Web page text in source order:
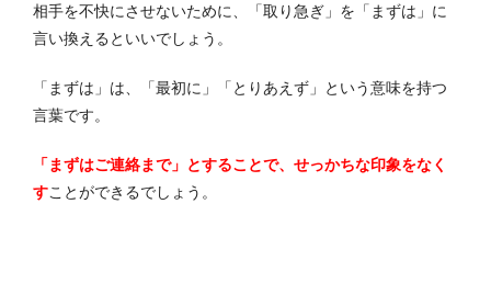
相手を不快にさせないために、「取り急ぎ」を「まずは」に
言い換えるといいでしょう。
「まずは」は、「最初に」「とりあえず」という意味を持つ
言葉です。
「まずはご連絡まで」とすることで、せっかちな印象をなく
すことができるでしょう。